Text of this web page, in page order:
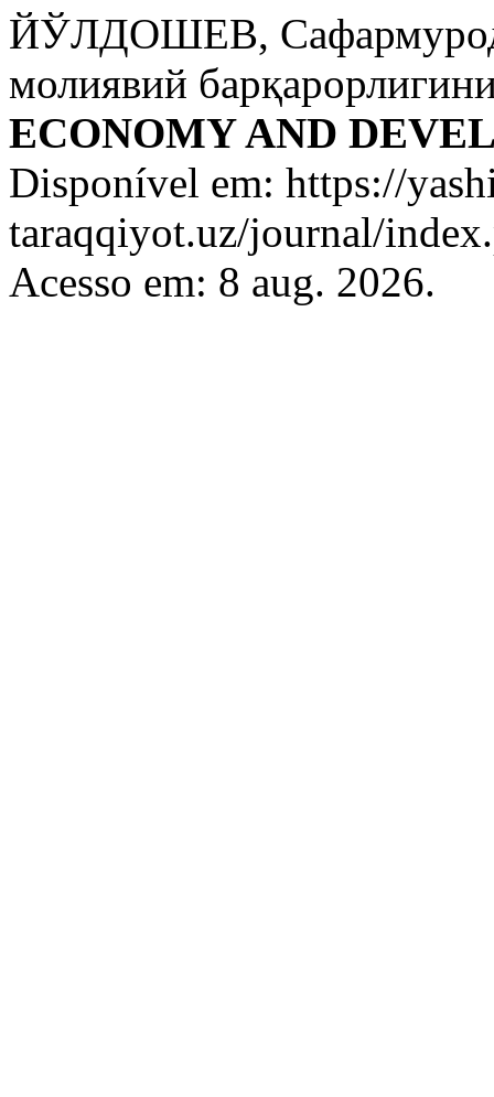
ЙЎЛДОШЕВ,
молиявий
ECONOMY AND
Disponível em: https://
taraqqiyot.uz/journal/
Acesso em: 8 aug. 2026.